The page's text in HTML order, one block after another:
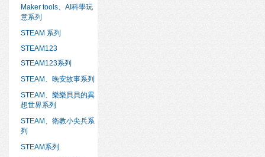
Maker tools、AI科學玩
意系列
STEAM 系列
STEAM123
STEAM123系列
STEAM、晚安故事系列
STEAM、樂樂貝貝的異
想世界系列
STEAM、衛教小尖兵系
列
STEAM系列